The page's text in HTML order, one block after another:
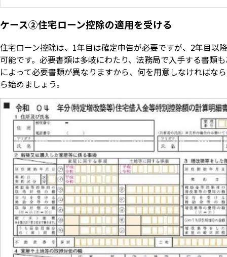
ケース②住宅ローン控除の適用を受ける
住宅ローン控除は、1年目は確定申告が必要ですが、2年目以
可能です。必要書類は多岐にわたり、法務局で入手する書類
によって必要書類が異なりますから、何を用意しなければな
ら始めましょう。